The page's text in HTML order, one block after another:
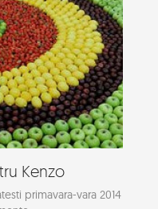
Kenzo
primavara-vara 2014